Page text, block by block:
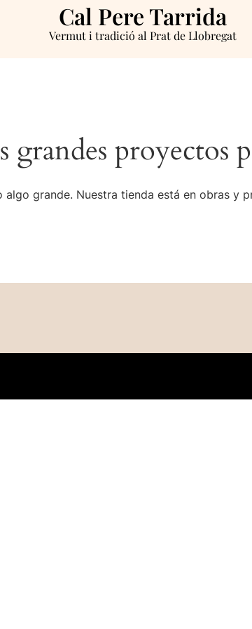
Cal Pere Tarrida
Vermut i tradició al Prat de Llobregat
grandes proyectos
algo grande. Nuestra tienda está en obras y